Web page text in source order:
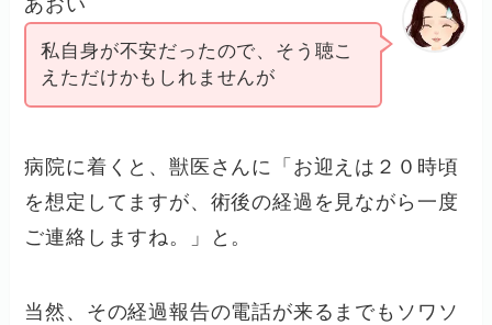
私自身が不安だったので、そう聴こ
えただけかもしれませんが
病院に着くと、獣医さんに「お迎えは２０時頃
を想定してますが、術後の経過を見ながら一度
ご連絡しますね。」と。
当然、その経過報告の電話が来るまでもソワソ